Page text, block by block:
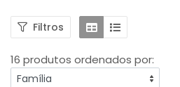
Filtros
16 produtos ordenados por: